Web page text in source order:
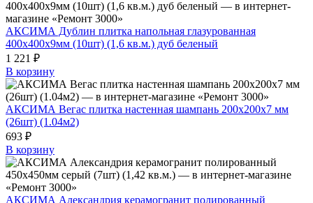
АКСИМА Дублин плитка напольная глазурованная
400х400х9мм (10шт) (1,6 кв.м.) дуб беленый
1 221 ₽
В корзину
АКСИМА Вегас плитка настенная шампань 200х200х7 мм
(26шт) (1.04м2)
693 ₽
В корзину
АКСИМА Александрия керамогранит полированный